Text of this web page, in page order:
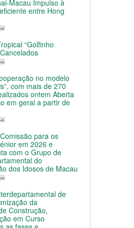
Macau Impulso à
entre Hong
“Golfinho
no modelo
com mais de 270
ontem Aberta
em geral a partir de
para os
em 2026 e
com o Grupo de
do
dos Idosos de Macau
de
da
Construção,
em Curso